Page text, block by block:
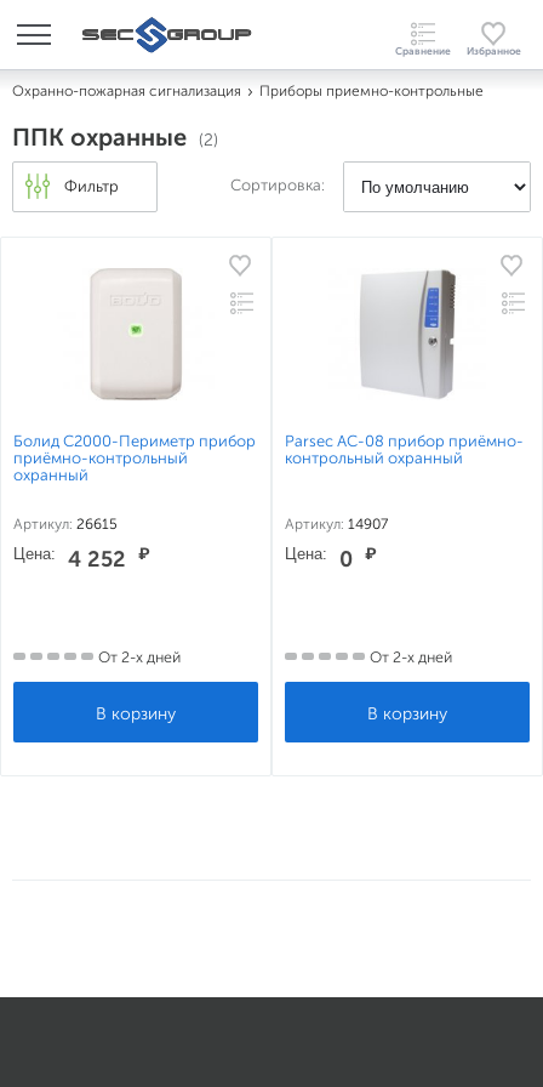
Охранно-пожарная сигнализация Приборы приемно-контрольные
ППК охранные (2)
Фильтр Сортировка:
Болид С2000-Периметр прибор
приёмно-контрольный
охранный
Артикул: 26615
Цена: 4 252 ₽
От 2-х дней
Parsec AC-08 прибор приёмно-
контрольный охранный
Артикул: 14907
Цена: 0 ₽
От 2-х дней